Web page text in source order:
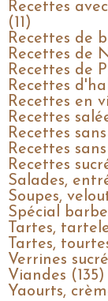
Recettes
(11)
Recettes de
Recettes de
Recettes de
Recettes
Recettes en
Recettes
Recettes
Recettes
Recettes
Salades,
Soupes,
Spécial
Tartes,
Tartes,
Verrines
Viandes (135)
Yaourts,